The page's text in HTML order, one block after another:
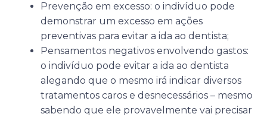
Prevenção em excesso: o indivíduo pode
demonstrar um excesso em ações
preventivas para evitar a ida ao dentista;
Pensamentos negativos envolvendo gastos:
o indivíduo pode evitar a ida ao dentista
alegando que o mesmo irá indicar diversos
tratamentos caros e desnecessários – mesmo
sabendo que ele provavelmente vai precisar